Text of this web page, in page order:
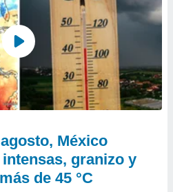
México
granizo y
de 45 °C